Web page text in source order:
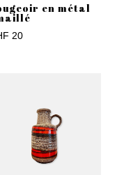
en métal
20